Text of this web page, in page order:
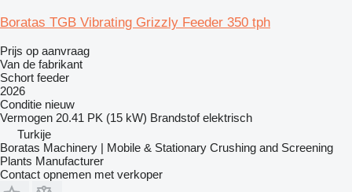
Boratas TGB Vibrating Grizzly Feeder 350 tph
Prijs op aanvraag
Van de fabrikant
Schort feeder
2026
Conditie nieuw
Vermogen 20.41 PK (15 kW) Brandstof elektrisch
Turkije
Boratas Machinery | Mobile & Stationary Crushing and Screening
Plants Manufacturer
Contact opnemen met verkoper